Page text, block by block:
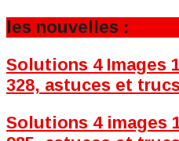
les nouvelles :
Solutions 4 Images
328, astuces et
Solutions 4 images